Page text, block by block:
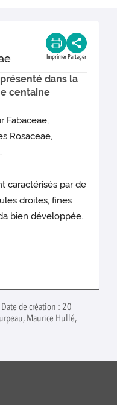
Imprimer Partager
dans la
centaine
Fabaceae,
Rosaceae,
caractérisés par de
droites, fines
bien développée.
de création : 20
Maurice Hullé,